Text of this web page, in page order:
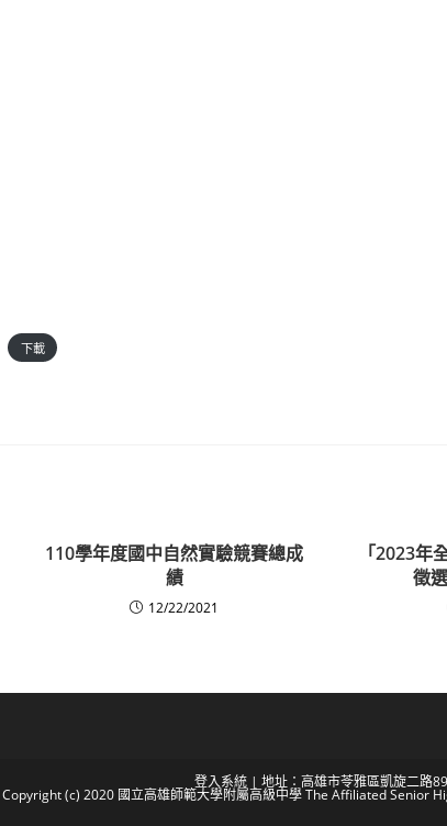
下載
110學年度國中自然實驗競賽總成
績
12/22/2021
「2023年
徵
登入系統 | 地址：高雄市苓雅區凱旋二路
Copyright (c) 2020 國立高雄師範大學附屬高級中學 The Affiliated Senior